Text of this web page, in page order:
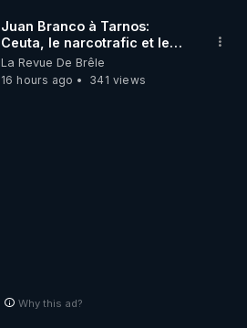
Juan Branco à Tarnos:
Ceuta, le narcotrafic et le
pouvoir en France
La Revue De Brêle
16 hours ago
341 views
Why this ad?